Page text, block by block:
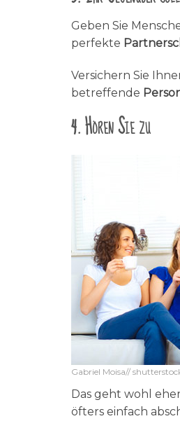
Geben Sie
perfekte
Versichern Sie
betreffende
4. Hören Sie zu
Gabriel Moisa//
Das geht wohl
öfters einfach